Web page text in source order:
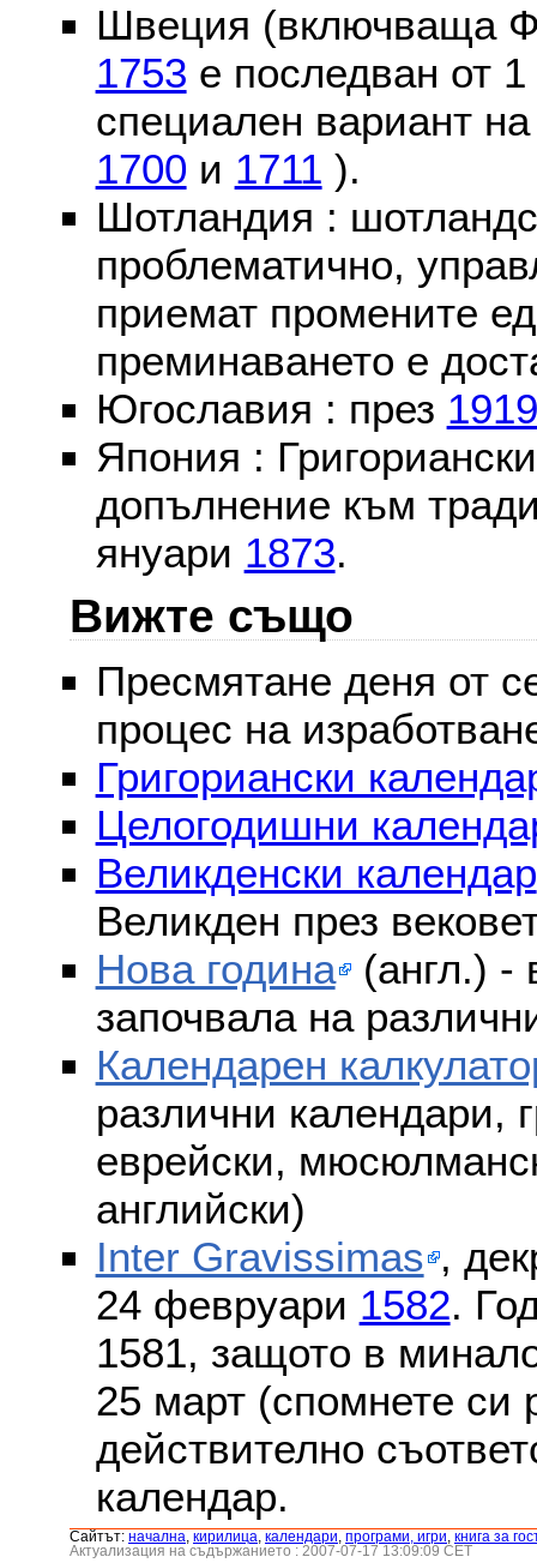
Швеция (включваща
1753 е последван от
специален вариант
1700 и 1711 ).
Шотландия :
проблематично,
приемат промените
преминаването е
Югославия : през 1919
Япония :
допълнение към
януари 1873.
Вижте също
Пресмятане деня от
процес на
Григориански
Целогодишни
Великденски календар
Великден през
Нова година (англ.) -
започвала на
Календарен
различни календари,
еврейски,
английски)
Inter Gravissimas ,
24 февруари 1582.
1581, защото в
25 март (спомнете си
действително
календар.
Сайтът: началнa, кирилица, календари, програми, игри, книга за
Актуализация на съдържанието : 2007-07-17 13:09:09 CET